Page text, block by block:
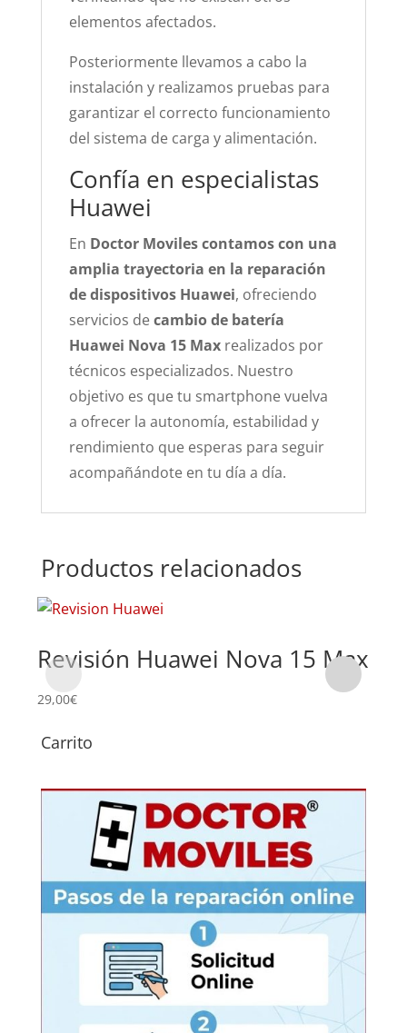
elementos afectados.
Posteriormente llevamos a cabo la
instalación y realizamos pruebas para
garantizar el correcto funcionamiento
del sistema de carga y alimentación.
Confía en especialistas
Huawei
En Doctor Moviles contamos con una
amplia trayectoria en la reparación
de dispositivos Huawei, ofreciendo
servicios decambio de batería
Huawei Nova 15 Maxrealizados por
técnicos especializados. Nuestro
objetivo es que tu smartphone vuelva
a ofrecer la autonomía, estabilidad y
rendimiento que esperas para seguir
acompañándote en tu día a día.
Productos relacionados
Revisión Huawei Nova 15 Max
29,00€
Carrito